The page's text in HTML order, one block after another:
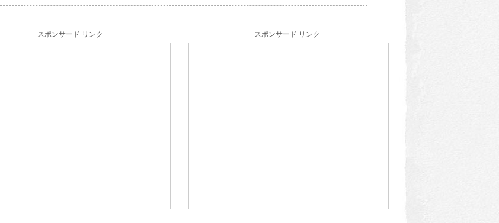
スポンサード リンク スポンサード リンク